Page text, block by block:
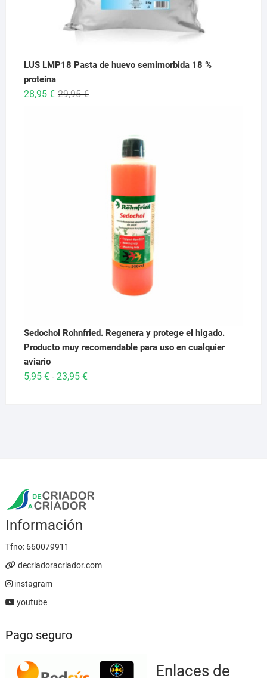
LUS LMP18 Pasta de huevo semimorbida 18 %
proteina
29,95€El
28,95 €
El
Sedochol Rohnfried. Regenera y protege el higado.
Producto muy recomendable para uso en cualquier
aviario
5,95 € - 23,95 €Rango
Información
Tfno: 660079911
decriadoracriador.com
instagram
youtube
Pago seguro
Enlaces de